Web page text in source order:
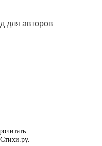
для авторов